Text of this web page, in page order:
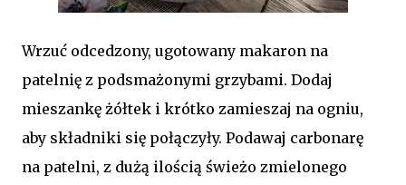
Wrzuć odcedzony, ugotowany makaron na
patelnię z podsmażonymi grzybami. Dodaj
mieszankę żółtek i krótko zamieszaj na ogniu,
aby składniki się połączyły. Podawaj carbonarę
na patelni, z dużą ilością świeżo zmielonego